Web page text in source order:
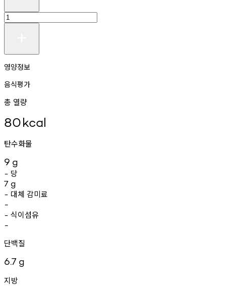
영양정보
음식평가
총 열량
80kcal
탄수화물
9 g
- 당
7 g
- 대체 감미료
-
- 식이섬유
-
단백질
6.7 g
지방